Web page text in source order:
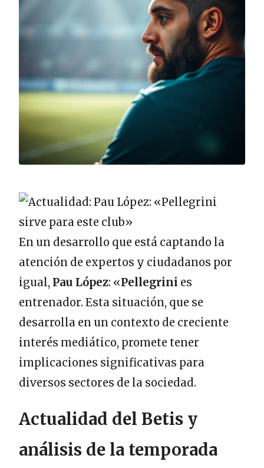
En un desarrollo que está captando la
atención de expertos y ciudadanos por
igual, Pau López: «Pellegrini es
entrenador. Esta situación, que se
desarrolla en un contexto de creciente
interés mediático, promete tener
implicaciones significativas para
diversos sectores de la sociedad.
Actualidad del Betis y
análisis de la temporada